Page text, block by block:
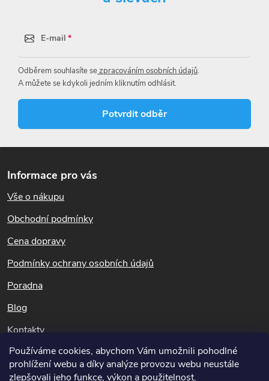
Používáme cookies, abychom Vám umožnili pohodlné
prohlížení webu a díky analýze provozu webu neustále
zlepšovali jeho funkce, výkon a použitelnost.
E-mail
Odběrem souhlasíte sezpracováním osobních údajů.
A můžete se kdykoli jedním kliknutím odhlásit.
Potvrdit odběr
Informace pro vás
Vše o nákupu
Obchodní podmínky
Cena dopravy
Podmínky ochrany osobních údajů
Poradna
Blog
Kontakty
Dotazy k objednávkám
info@potapnicek.cz